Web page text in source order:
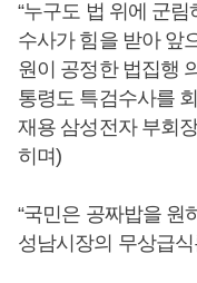
“누구도 법 위에 군
수사가 힘을 받아 앞
원이 공정한 법집행
통령도 특검수사를
재용 삼성전자 부회
히며)
“국민은 공짜밥을 원
성남시장의 무상급